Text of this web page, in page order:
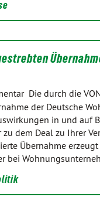
Die durch die
der Deutsche
in und auf
dem Deal zu Ihrer
Übernahme
bei